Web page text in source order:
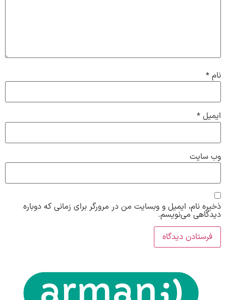
نام *
ایمیل *
وب‌ سایت
ذخیره نام، ایمیل و وبسایت من در مرورگر برای زمانی که دوباره
دیدگاهی می‌نویسم.